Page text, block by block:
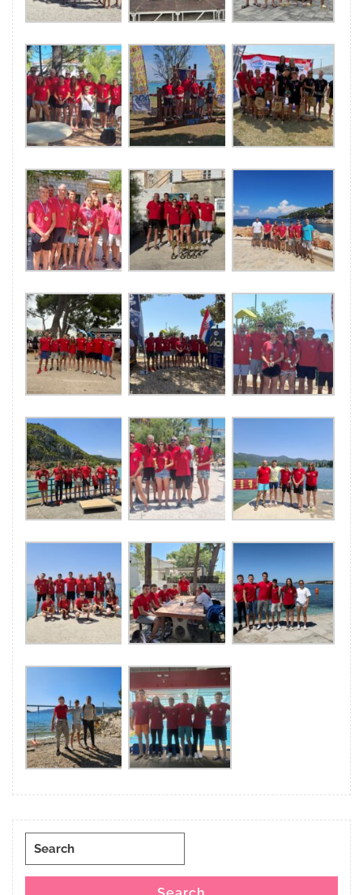
Search